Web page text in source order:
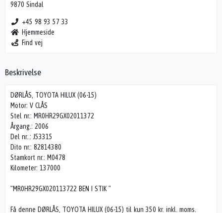
9870 Sindal
+45 98 93 57 33
Hjemmeside
Find vej
Beskrivelse
DØRLÅS, TOYOTA HILUX (06-15)
Motor: V CLÅS
Stel nr.: MR0HR29GX02011372
Årgang.: 2006
Del nr..: J53315
Dito nr.: 82814380
Stamkort nr.: M0478
Kilometer: 137000
"MR0HR29GX020113722 BEN I STIK "
Få denne DØRLÅS, TOYOTA HILUX (06-15) til kun 350 kr. inkl. moms.